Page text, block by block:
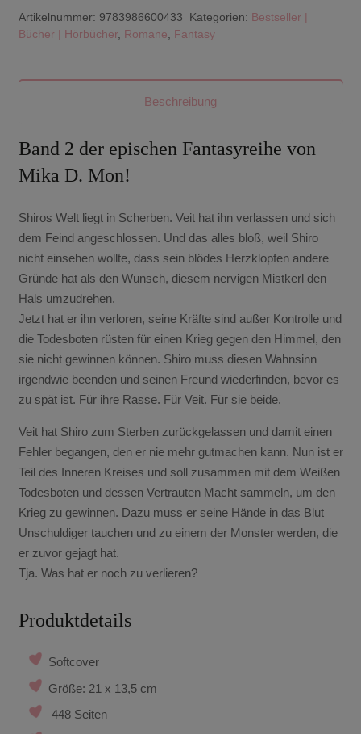
Artikelnummer: 9783986600433 Kategorien: Bestseller |
Bücher | Hörbücher, Romane, Fantasy
Beschreibung
Band 2 der epischen Fantasyreihe von
Mika D. Mon!
Shiros Welt liegt in Scherben. Veit hat ihn verlassen und sich
dem Feind angeschlossen. Und das alles bloß, weil Shiro
nicht einsehen wollte, dass sein blödes Herzklopfen andere
Gründe hat als den Wunsch, diesem nervigen Mistkerl den
Hals umzudrehen.
Jetzt hat er ihn verloren, seine Kräfte sind außer Kontrolle und
die Todesboten rüsten für einen Krieg gegen den Himmel, den
sie nicht gewinnen können. Shiro muss diesen Wahnsinn
irgendwie beenden und seinen Freund wiederfinden, bevor es
zu spät ist. Für ihre Rasse. Für Veit. Für sie beide.
Veit hat Shiro zum Sterben zurückgelassen und damit einen
Fehler begangen, den er nie mehr gutmachen kann. Nun ist er
Teil des Inneren Kreises und soll zusammen mit dem Weißen
Todesboten und dessen Vertrauten Macht sammeln, um den
Krieg zu gewinnen. Dazu muss er seine Hände in das Blut
Unschuldiger tauchen und zu einem der Monster werden, die
er zuvor gejagt hat.
Tja. Was hat er noch zu verlieren?
Produktdetails
Softcover
Größe: 21 x 13,5 cm
448 Seiten